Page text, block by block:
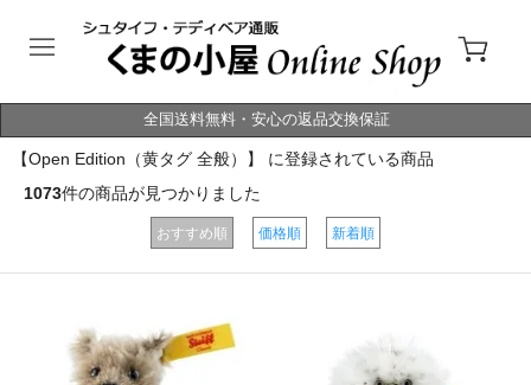
全国送料無料・安心の返品交換保証
【Open Edition（黄タグ 全般）】 に登録されている商品
1073件の商品が見つかりました
おすすめ順 価格順 新着順